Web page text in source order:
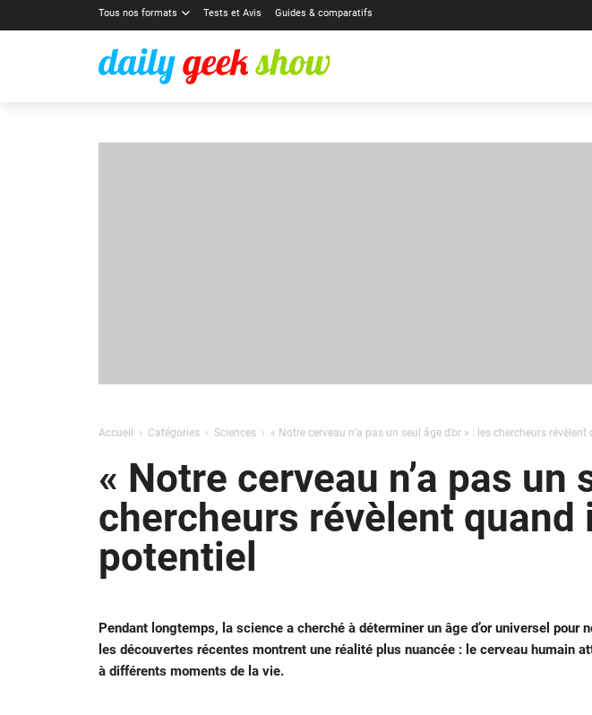
Tous nos formats Tests et Avis Guides & comparatifs
Accueil Catégories Sciences « Notre cerveau n’a pas un seul âge d’or » : les chercheurs
« Notre cerveau n’a pas un
chercheurs révèlent
potentiel
Pendant longtemps, la science a cherché à déterminer un âge d’or universel pour
les découvertes récentes montrent une réalité plus nuancée : le cerveau humain
à différents moments de la vie.